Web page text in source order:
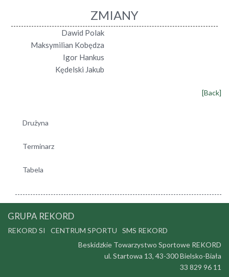
ZMIANY
Dawid Polak
Maksymilian Kobędza
Igor Hankus
Kędelski Jakub
[Back]
Drużyna
Terminarz
Tabela
GRUPA REKORD
REKORD SI CENTRUM SPORTU
SMS REKORD
Beskidzkie Towarzystwo Sportowe REKORD
ul. Startowa 13, 43-300 Bielsko-Biała
33 829 96 11